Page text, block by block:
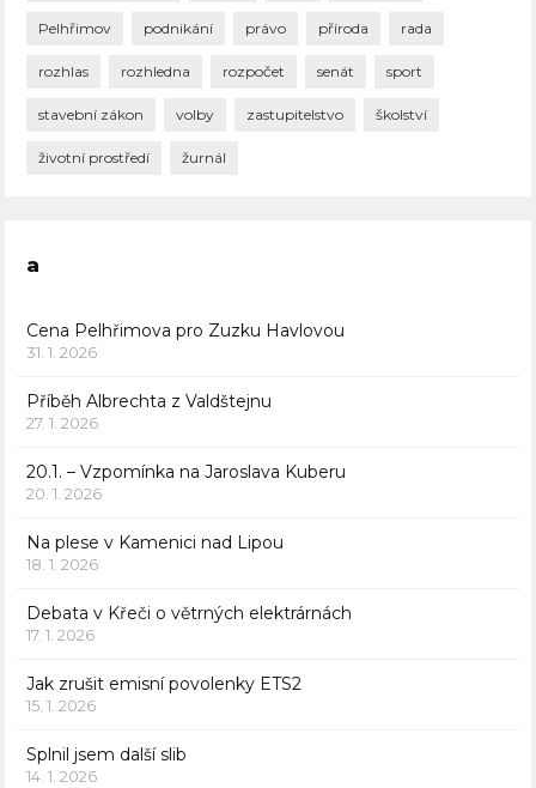
Pelhřimov podnikání právo příroda rada
rozhlas rozhledna rozpočet senát sport
stavební zákon volby zastupitelstvo školství
životní prostředí žurnál
a
Cena Pelhřimova pro Zuzku Havlovou
31. 1. 2026
Příběh Albrechta z Valdštejnu
27. 1. 2026
20.1. – Vzpomínka na Jaroslava Kuberu
20. 1. 2026
Na plese v Kamenici nad Lipou
18. 1. 2026
Debata v Křeči o větrných elektrárnách
17. 1. 2026
Jak zrušit emisní povolenky ETS2
15. 1. 2026
Splnil jsem další slib
14. 1. 2026